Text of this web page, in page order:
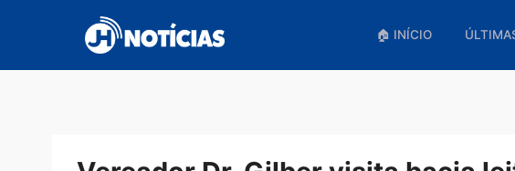
conteúdo
🏠 INÍCIO